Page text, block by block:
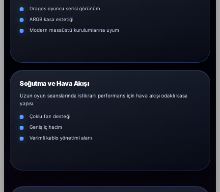
Dragos oyuncu serisi görünüm
ARGB kasa estetiği
Modern masaüstü kurulumlarına uyum
Soğutma ve Hava Akışı
Uzun oyun seanslarında istikrarlı performans için hava akışı odaklı kasa
yapısı.
Çoklu fan desteği
Geniş iç hacim
Verimli kablo yönetimi alanı